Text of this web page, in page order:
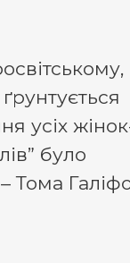
усіх
було
Тома